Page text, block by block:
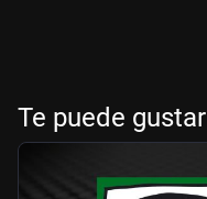
Te puede gustar